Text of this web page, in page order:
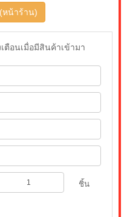
หน้าร้าน)
ตือนเมื่อมีสินค้าเข้ามา
ชิ้น